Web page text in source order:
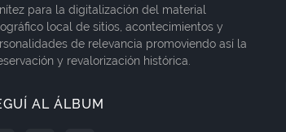
para la digitalización del material
local de sitios, acontecimientos y
de relevancia promoviendo así la
y revalorización histórica.
AL ÁLBUM